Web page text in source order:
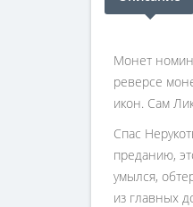
Монет
реверсе
икон. Сам
Спас
преданию,
умылся,
из главных